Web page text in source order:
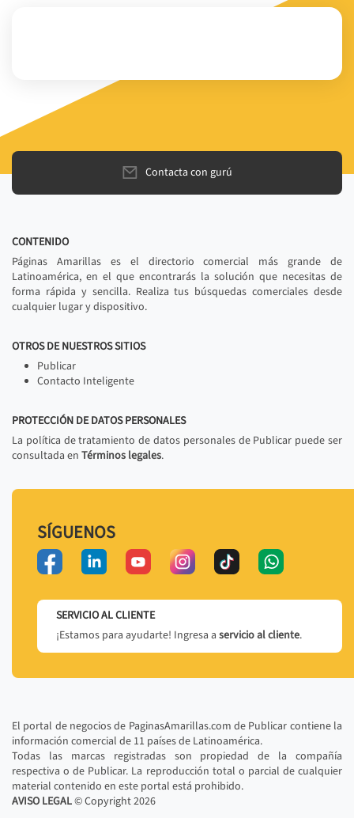
Contacta con gurú
CONTENIDO
Páginas Amarillas es el directorio comercial más grande de
Latinoamérica, en el que encontrarás la solución que necesitas de
forma rápida y sencilla. Realiza tus búsquedas comerciales desde
cualquier lugar y dispositivo.
OTROS DE NUESTROS SITIOS
Publicar
Contacto Inteligente
PROTECCIÓN DE DATOS PERSONALES
La política de tratamiento de datos personales de Publicar puede ser
consultada en Términos legales.
SÍGUENOS
SERVICIO AL CLIENTE
¡Estamos para ayudarte! Ingresa a servicio al cliente.
El portal de negocios de PaginasAmarillas.com de Publicar contiene la
información comercial de 11 países de Latinoamérica.
Todas las marcas registradas son propiedad de la compañía
respectiva o de Publicar. La reproducción total o parcial de cualquier
material contenido en este portal está prohibido.
AVISO LEGAL© Copyright2026